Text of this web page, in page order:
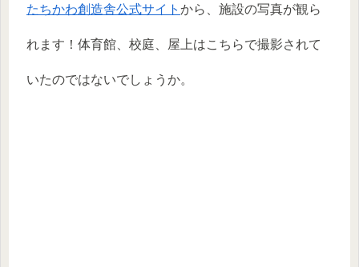
たちかわ創造舎公式サイト から、施設の写真が観ら
れます！体育館、校庭、屋上はこちらで撮影されて
いたのではないでしょうか。